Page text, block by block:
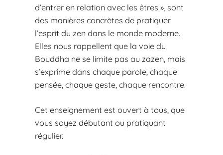
d’entrer en relation avec les êtres », sont
des manières concrètes de pratiquer
l’esprit du zen dans le monde moderne.
Elles nous rappellent que la voie du
Bouddha ne se limite pas au zazen, mais
s’exprime dans chaque parole, chaque
pensée, chaque geste, chaque rencontre.
Cet enseignement est ouvert à tous, que
vous soyez débutant ou pratiquant
régulier.